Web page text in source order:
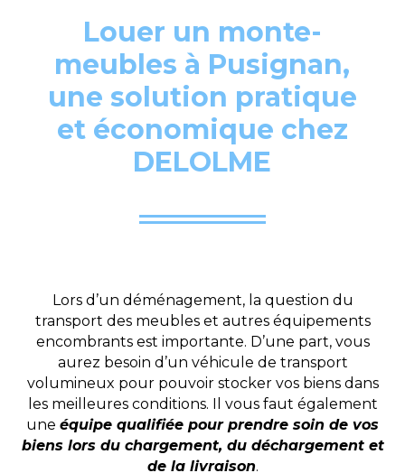
Louer un monte-
meubles à Pusignan,
une solution pratique
et économique chez
DELOLME
Lors d’un déménagement, la question du
transport des meubles et autres équipements
encombrants est importante. D’une part, vous
aurez besoin d’un véhicule de transport
volumineux pour pouvoir stocker vos biens dans
les meilleures conditions. Il vous faut également
une équipe qualifiée pour prendre soin de vos
biens lors du chargement, du déchargement et
de la livraison.